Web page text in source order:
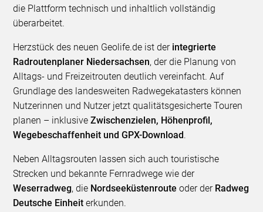
die Plattform technisch und inhaltlich vollständig
überarbeitet.
Herzstück des neuen Geolife.de ist der integrierte
Radroutenplaner Niedersachsen, der die Planung von
Alltags- und Freizeitrouten deutlich vereinfacht. Auf
Grundlage des landesweiten Radwegekatasters können
Nutzerinnen und Nutzer jetzt qualitätsgesicherte Touren
planen – inklusiveZwischenzielen, Höhenprofil,
Wegebeschaffenheit und GPX-Download.
Neben Alltagsrouten lassen sich auch touristische
Strecken und bekannte Fernradwege wie der
Weserradweg, die Nordseeküstenroute oder der Radweg
Deutsche Einheit erkunden.